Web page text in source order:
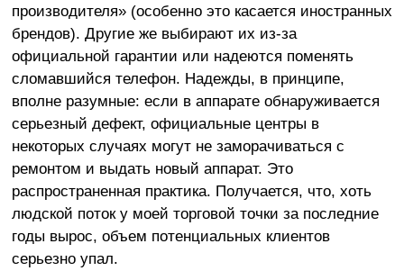
производителя» (особенно это касается иностранных
брендов). Другие же выбирают их из-за
официальной гарантии или надеются поменять
сломавшийся телефон. Надежды, в принципе,
вполне разумные: если в аппарате обнаруживается
серьезный дефект, официальные центры в
некоторых случаях могут не заморачиваться с
ремонтом и выдать новый аппарат. Это
распространенная практика. Получается, что, хоть
людской поток у моей торговой точки за последние
годы вырос, объем потенциальных клиентов
серьезно упал.